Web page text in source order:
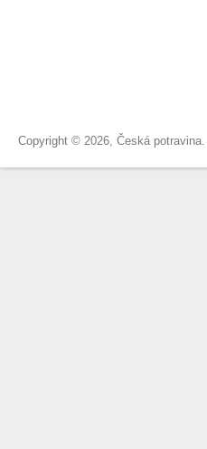
Copyright © 2026, Česká potravina.